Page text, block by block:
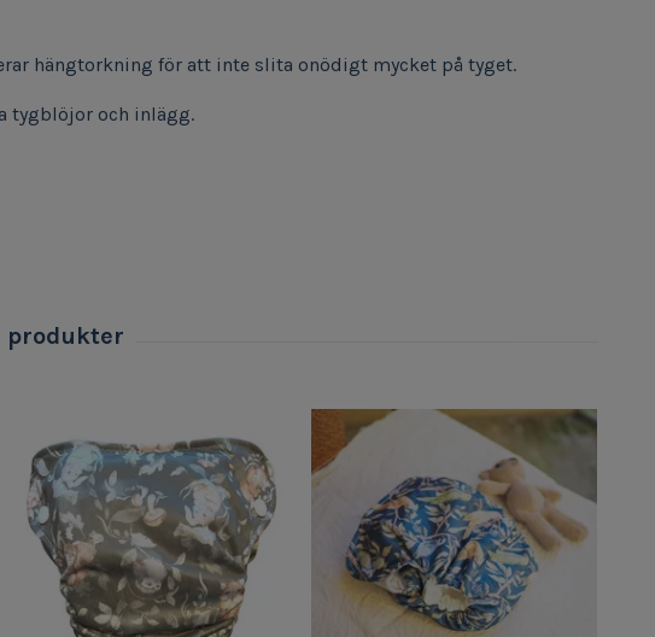
hängtorkning för att inte slita onödigt mycket på tyget.
tygblöjor och inlägg.